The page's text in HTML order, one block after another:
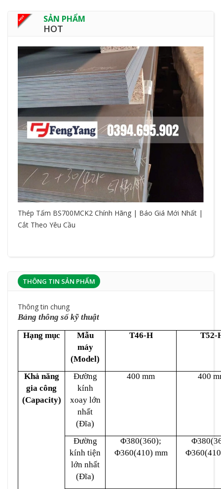
SẢN PHẨM
HOT
Thép Tấm BS700MCK2 Chính Hãng | Báo Giá Mới Nhất |
Cắt Theo Yêu Cầu
THÔNG TIN SẢN PHẨM
Thông tin chung
Bảng thông số kỹ thuật
Hạng mục
Mẫu
máy
(Model)
T46-H T52-
Khả năng
gia công
(Capacity)
Đường
kính
xoay lớn
nhất
(Đĩa)
400 mm 400
Đường
kính tiện
lớn nhất
(Đĩa)
Φ380(360);
Φ360(410) mm